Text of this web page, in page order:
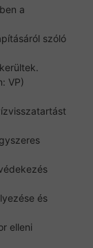
a
szóló
VP)
és
elleni